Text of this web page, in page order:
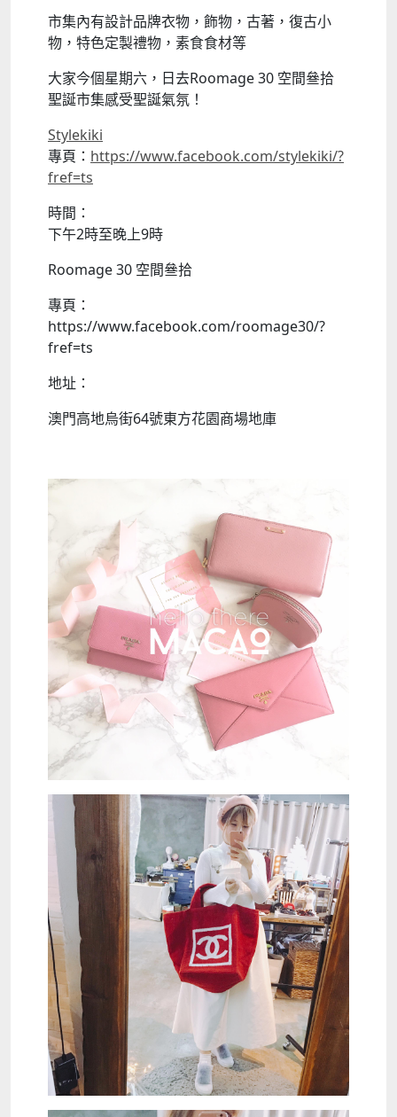
市集內有設計品牌衣物，飾物，古著，復古小
物，特色定製禮物，素食食材等
大家今個星期六，日去Roomage 30 空間叄拾
聖誕市集感受聖誕氣氛！
Stylekiki
專頁： https://www.facebook.com/stylekiki/?
fref=ts
時間：
下午2時至晚上9時
Roomage 30 空間叄拾
專頁：
https://www.facebook.com/roomage30/?
fref=ts
地址：
澳門高地烏街64號東方花園商場地庫